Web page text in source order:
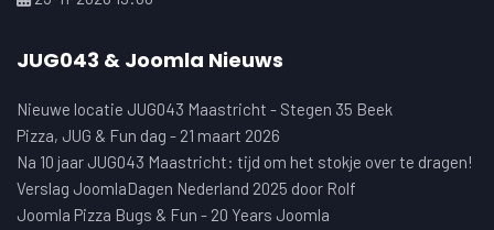
JUG043 & Joomla Nieuws
Nieuwe locatie JUG043 Maastricht - Stegen 35 Beek
Pizza, JUG & Fun dag - 21 maart 2026
Na 10 jaar JUG043 Maastricht: tijd om het stokje over te dragen!
Verslag JoomlaDagen Nederland 2025 door Rolf
Joomla Pizza Bugs & Fun - 20 Years Joomla